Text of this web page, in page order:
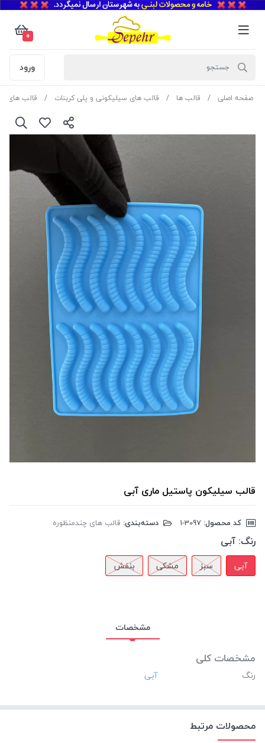
0
ورود
صفحه اصلی قالب ها قالب های سیلیکونی و پلی کربنات قالب های
قالب سیلیکون پاستیل ماری آبی
کد محصول: دسته‌بندی: قالب های چندمنظوره
رنگ: آبی
آبی سبز مشکی بنفش
مشخصات
مشخصات کلی
رنگ
محصولات مرتبط